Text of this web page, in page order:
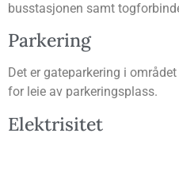
bussta­sjo­nen samt
Par­ke­ring
Det er gate­par­ke­ring i
for leie av parkeringsplass.
Elek­tri­si­tet